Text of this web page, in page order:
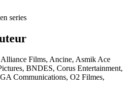
Alliance Films, Ancine, Asmik Ace
BNDES, Corus Entertainment,
Communications, O2 Filmes,